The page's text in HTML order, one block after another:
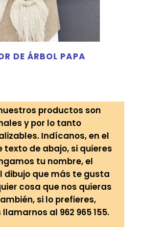
DE ÁRBOL PAPA
productos son
y por lo tanto
Indícanos, en el
texto de abajo, si quieres
tu nombre, el
dibujo que más te gusta
cosa que nos quieras
si lo prefieres,
al 962 965 155.